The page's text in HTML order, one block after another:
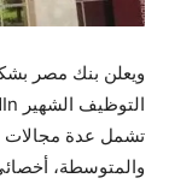
ويعلن بنك مصر
تشمل عدة مجالات
والمتوسطة،